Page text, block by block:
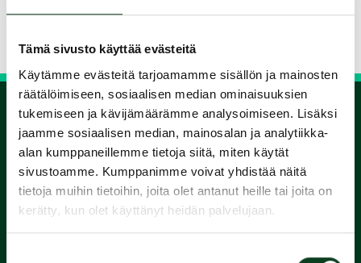
Tämä sivusto käyttää evästeitä
Käytämme evästeitä tarjoamamme sisällön ja mainosten
räätälöimiseen, sosiaalisen median ominaisuuksien
tukemiseen ja kävijämäärämme analysoimiseen. Lisäksi
jaamme sosiaalisen median, mainosalan ja analytiikka-
alan kumppaneillemme tietoja siitä, miten käytät
sivustoamme. Kumppanimme voivat yhdistää näitä
tietoja muihin tietoihin, joita olet antanut heille tai joita on
kerätty, kun olet käyttänyt heidän palvelujaan.
1.
Varaa
alkeiskurssi